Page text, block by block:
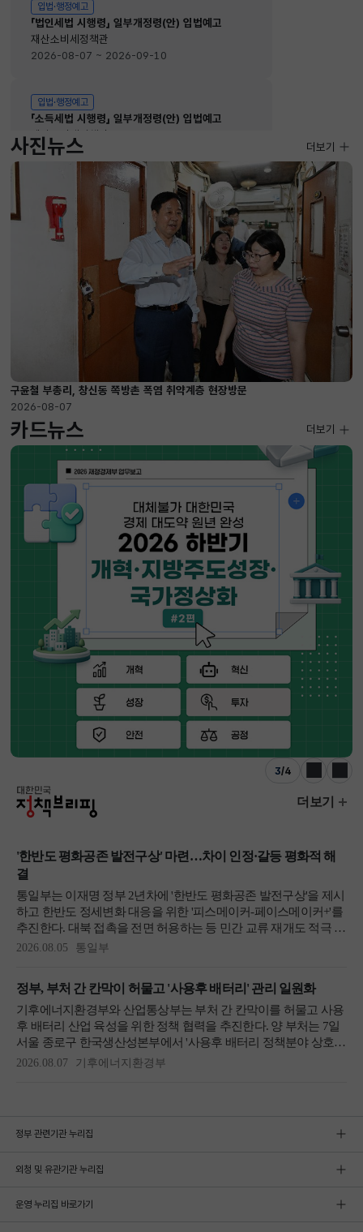
입법·행정예고
「법인세법 시행령」 일부개정령(안) 입법예고
재산소비세정책관
2026-08-07 ~ 2026-09-10
입법·행정예고
「소득세법 시행령」 일부개정령(안) 입법예고
재산소비세정책관
2026-08-07 ~ 2026-09-10
사진뉴스
구윤철 부총리, 창신동 쪽방촌 폭염 취약계층 현장방문
2026-08-07
사진뉴스
더보기
카드뉴스
3/4
이전 다음
더보기
정부 관련기관 누리집
외청 및 유관기관 누리집
운영 누리집 바로가기